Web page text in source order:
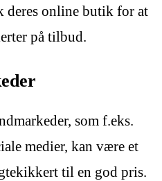
online butik for at
på tilbud.
som f.eks.
medier, kan være et
til en god pris.